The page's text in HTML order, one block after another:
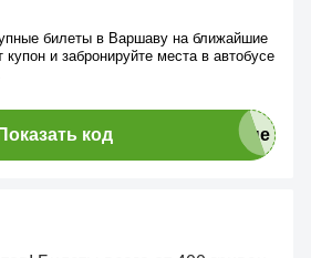
билеты в Варшаву на ближайшие
и забронируйте места в автобусе
Показать код